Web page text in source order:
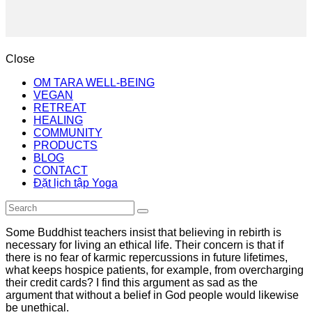
Close
OM TARA WELL-BEING
VEGAN
RETREAT
HEALING
COMMUNITY
PRODUCTS
BLOG
CONTACT
Đặt lịch tập Yoga
Some Buddhist teachers insist that believing in rebirth is
necessary for living an ethical life. Their concern is that if
there is no fear of karmic repercussions in future lifetimes,
what keeps hospice patients, for example, from overcharging
their credit cards? I find this argument as sad as the
argument that without a belief in God people would likewise
be unethical.